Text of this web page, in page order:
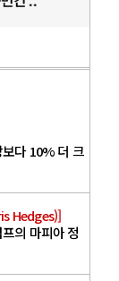
다 10% 더 크
Hedges)]
의 마피아 정